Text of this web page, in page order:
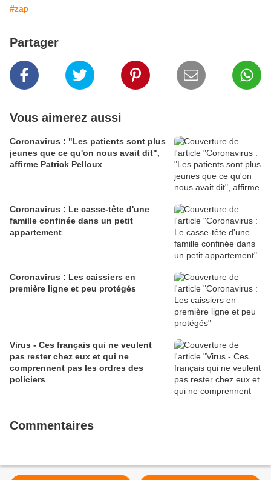
#zap
Partager
Vous aimerez aussi
Coronavirus : "Les patients sont plus
jeunes que ce qu'on nous avait dit",
affirme Patrick Pelloux
Coronavirus : Le casse-tête d'une
famille confinée dans un petit
appartement
Coronavirus : Les caissiers en
première ligne et peu protégés
Virus - Ces français qui ne veulent
pas rester chez eux et qui ne
comprennent pas les ordres des
policiers
Commentaires